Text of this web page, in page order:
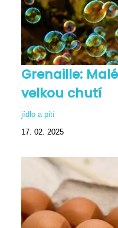
Grenaille:
velkou chutí
jídlo a pití
17. 02. 2025